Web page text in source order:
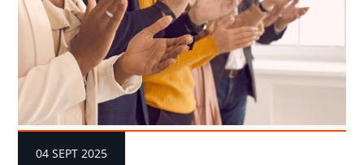
04 SEPT 2025